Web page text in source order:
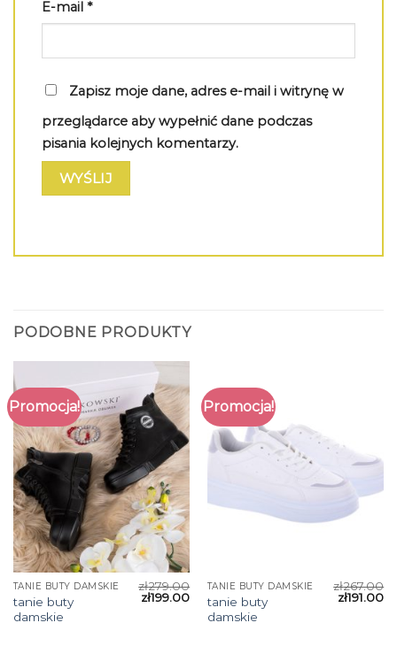
E-mail *
Zapisz moje dane, adres e-mail i witrynę w
przeglądarce aby wypełnić dane podczas
pisania kolejnych komentarzy.
PODOBNE PRODUKTY
Promocja!
TANIE BUTY DAMSKIE
tanie buty
damskie
zł279.00
zł199.00
Promocja!
TANIE BUTY DAMSKIE
tanie buty
damskie
zł267.00
zł191.00